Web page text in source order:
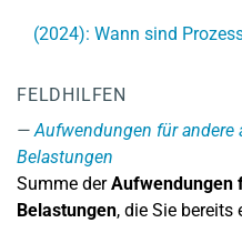
(2024): Wann sind
FELDHILFEN
Aufwendungen für andere
Belastungen
Summe derAufwendungen
Belastungen, die Sie bereits